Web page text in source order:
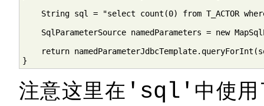
String sql = "select count(0) from T_ACTOR
SqlParameterSource namedParameters = new
return
}
注意这里在 'sql' 中使